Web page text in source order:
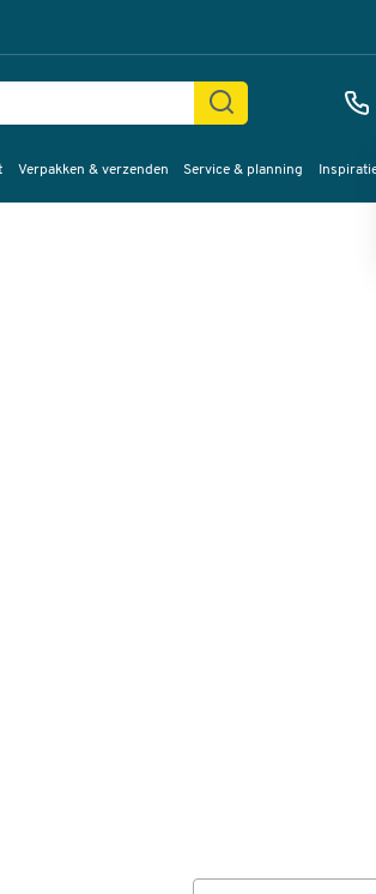
Verpakken & verzenden Service & planning
Afbeeldingen Video's